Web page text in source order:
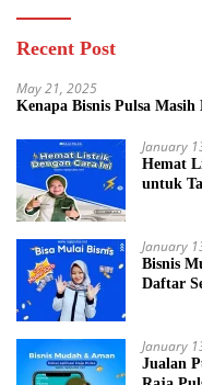
Recent Post
May 21, 2025
Kenapa Bisnis Pulsa
January
Hemat
untuk
January
Bisnis
Daftar
January
Jualan